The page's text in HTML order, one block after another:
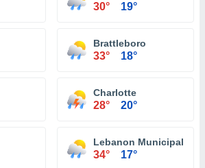
30° 19°
Brattleboro
33° 18°
Charlotte
28° 20°
Lebanon Municipal
34° 17°